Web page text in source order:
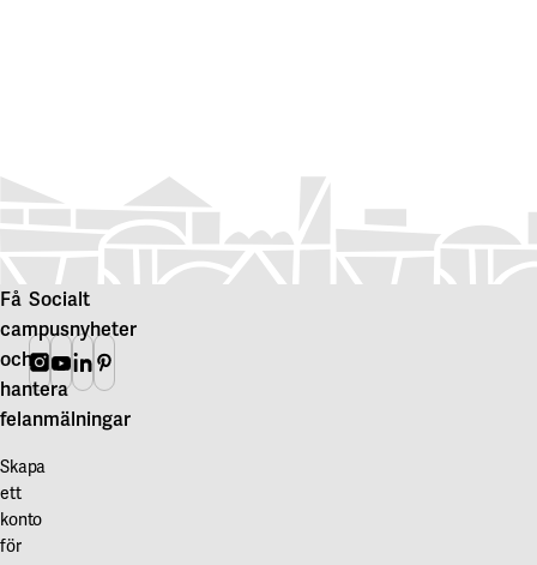
Få
campusnyheter
och
hantera
felanmälningar
Skapa
ett
konto
för
Socialt
Instagram
Youtube
Linkedin
Pinterest